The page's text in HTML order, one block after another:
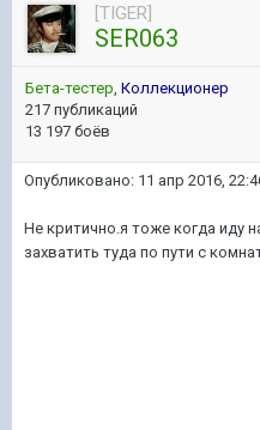
[TIGER]
SER063
Бета-тестер Коллекционер
217 публикаций
13 197 боёв
Опубликовано: 11 апр 2016,
Не критично.я тоже когда иду
захватить туда по пути с